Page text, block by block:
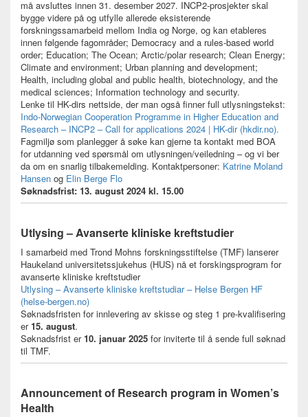
må avsluttes innen 31. desember 2027. INCP2-prosjekter skal
bygge videre på og utfylle allerede eksisterende
forskningssamarbeid mellom India og Norge, og kan etableres
innen følgende fagområder; Democracy and a rules-based world
order; Education; The Ocean; Arctic/polar research; Clean Energy;
Climate and environment; Urban planning and development;
Health, including global and public health, biotechnology, and the
medical sciences; Information technology and security.
Lenke til HK-dirs nettside, der man også finner full utlysningstekst:
Indo-Norwegian Cooperation Programme in Higher Education and
Research – INCP2 – Call for applications 2024 | HK-dir (hkdir.no).
Fagmiljø som planlegger å søke kan gjerne ta kontakt med BOA
for utdanning ved spørsmål om utlysningen/veiledning – og vi ber
da om en snarlig tilbakemelding. Kontaktpersoner: Katrine Moland
Hansen og Elin Berge Flo
Søknadsfrist: 13. august 2024 kl. 15.00
Utlysing – Avanserte kliniske kreftstudier
I samarbeid med Trond Mohns forskningsstiftelse (TMF) lanserer
Haukeland universitetssjukehus (HUS) nå et forskingsprogram for
avanserte kliniske kreftstudier
Utlysing – Avanserte kliniske kreftstudiar – Helse Bergen HF
(helse-bergen.no)
Søknadsfristen for innlevering av skisse og steg 1 pre-kvalifisering
er15. august.
Søknadsfrist er10. januar 2025 for inviterte til å sende full søknad
til TMF.
Announcement of Research program in Women’s
Health